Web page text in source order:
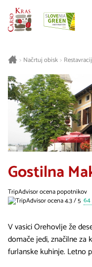
> Načrtuj obisk>
Gostilna
TripAdvisor ocena popotnikov
V vasici Orehovlje že
domače jedi, značilne za
furlanske kuhinje. Letno